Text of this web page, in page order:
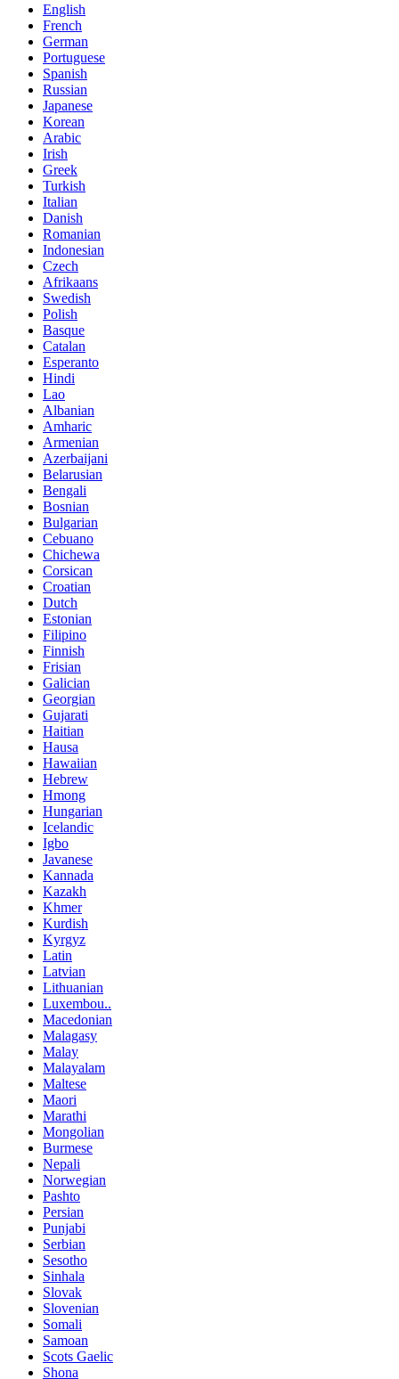
English
French
German
Portuguese
Spanish
Russian
Japanese
Korean
Arabic
Irish
Greek
Turkish
Italian
Danish
Romanian
Indonesian
Czech
Afrikaans
Swedish
Polish
Basque
Catalan
Esperanto
Hindi
Lao
Albanian
Amharic
Armenian
Azerbaijani
Belarusian
Bengali
Bosnian
Bulgarian
Cebuano
Chichewa
Corsican
Croatian
Dutch
Estonian
Filipino
Finnish
Frisian
Galician
Georgian
Gujarati
Haitian
Hausa
Hawaiian
Hebrew
Hmong
Hungarian
Icelandic
Igbo
Javanese
Kannada
Kazakh
Khmer
Kurdish
Kyrgyz
Latin
Latvian
Lithuanian
Luxembou..
Macedonian
Malagasy
Malay
Malayalam
Maltese
Maori
Marathi
Mongolian
Burmese
Nepali
Norwegian
Pashto
Persian
Punjabi
Serbian
Sesotho
Sinhala
Slovak
Slovenian
Somali
Samoan
Scots Gaelic
Shona